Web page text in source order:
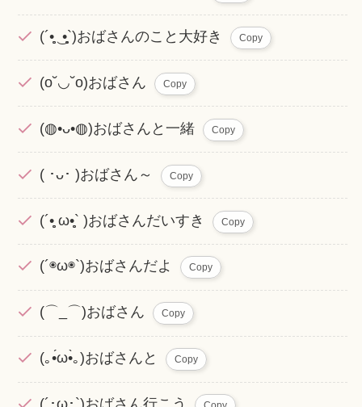
(´•̥̥̥ ͜ •̥̥̥`)おばさんのこと大好き Copy
(o˘◡˘o)おばさん Copy
(◍•ᴗ•◍)おばさんと一緒 Copy
( ･ᴗ･ )おばさん～ Copy
(´•̥̥̥ ω•̥̥̥` )おばさんだいすき Copy
(´◉ω◉`)おばさんだよ Copy
(⌒_⌒)おばさん Copy
(｡•́ω•̀｡)おばさんと Copy